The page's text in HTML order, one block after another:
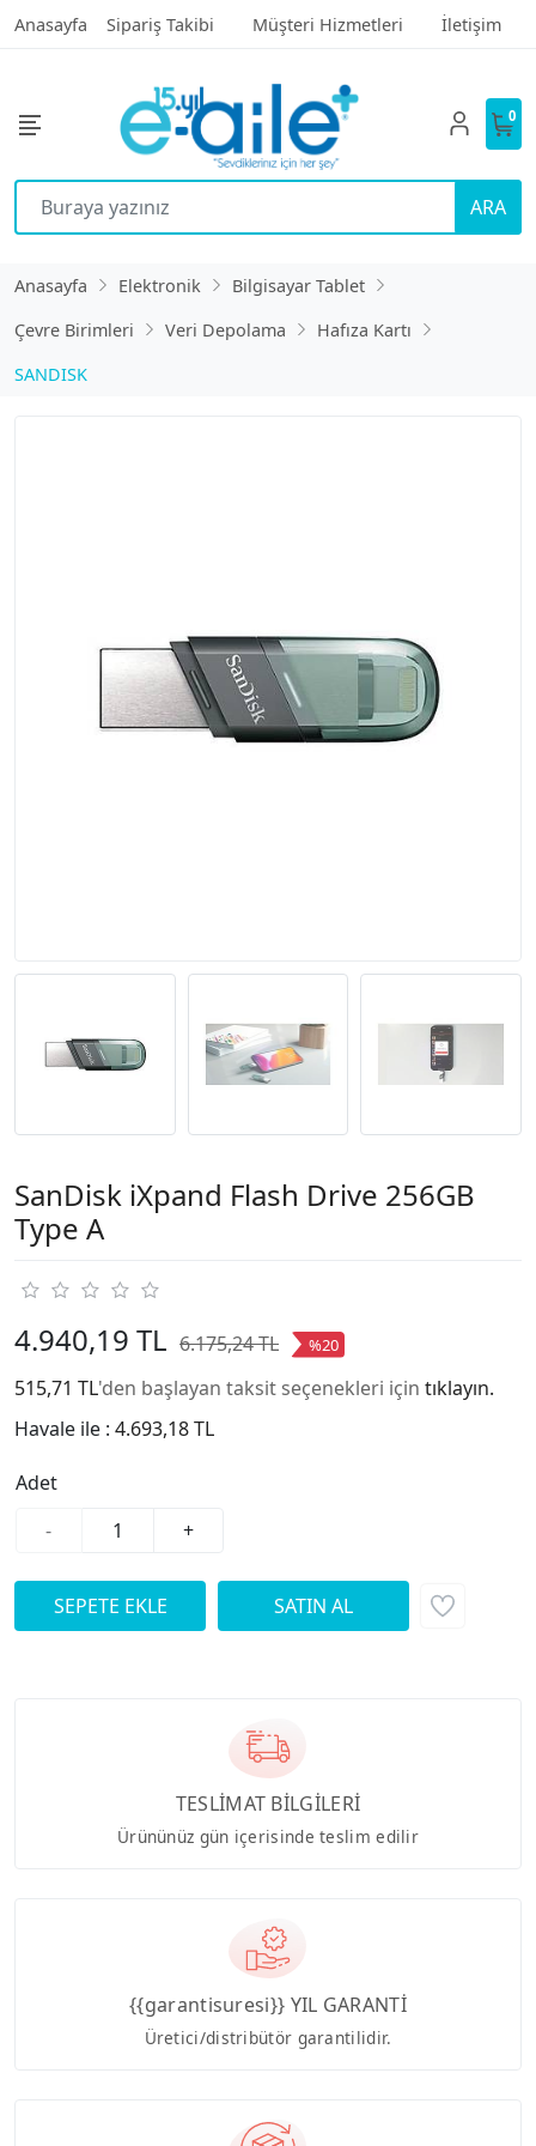
Anasayfa Sipariş Takibi Müşteri Hizmetleri İletişim
ARA
0
Anasayfa Elektronik
Bilgisayar Tablet
Çevre Birimleri
Veri Depolama
Hafıza Kartı
SANDISK
SanDisk iXpand Flash Drive 256GB
Type A
4.940,19 TL 6.175,24 TL %20
515,71 TL'den başlayan taksit seçenekleri için tıklayın.
Havale ile : 4.693,18 TL
Adet
-
+
TESLİMAT BİLGİLERİ
Ürününüz gün içerisinde teslim edilir
{{garantisuresi}} YIL GARANTİ
Üretici/distribütör garantilidir.